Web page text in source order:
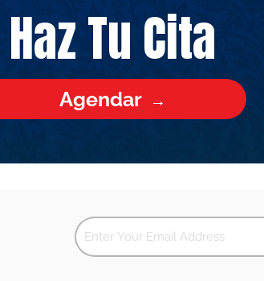
Haz Tu Cita
Agendar